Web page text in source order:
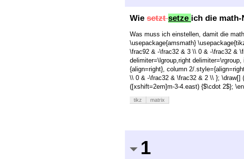
Wie setztsetze ich die
Was muss ich einstellen, damit die
\usepackage{amsmath}
\frac92 & -\frac32 & 3 \\ 0 & -\frac32 &
delimiter=\lgroup,right
{align=right}, column 2/
\\ 0 & -\frac32 & \frac32 & 2 \\ }; \draw[]
([xshift=2em]m-3-4.east) {$\cdot 2$};
tikz matrix
1